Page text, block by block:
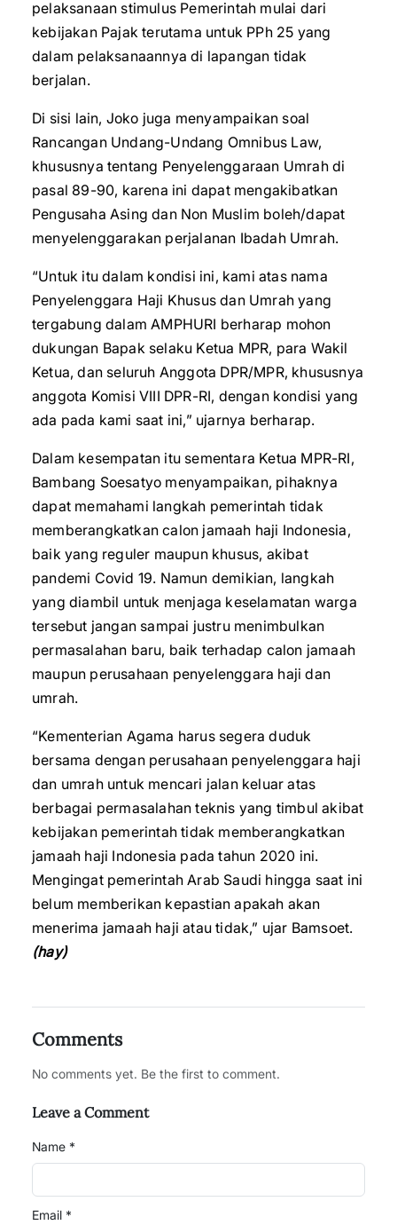
pelaksanaan stimulus Pemerintah mulai dari
kebijakan Pajak terutama untuk PPh 25 yang
dalam pelaksanaannya di lapangan tidak
berjalan.
Di sisi lain, Joko juga menyampaikan soal
Rancangan Undang-Undang Omnibus Law,
khususnya tentang Penyelenggaraan Umrah di
pasal 89-90, karena ini dapat mengakibatkan
Pengusaha Asing dan Non Muslim boleh/dapat
menyelenggarakan perjalanan Ibadah Umrah.
“Untuk itu dalam kondisi ini, kami atas nama
Penyelenggara Haji Khusus dan Umrah yang
tergabung dalam AMPHURI berharap mohon
dukungan Bapak selaku Ketua MPR, para Wakil
Ketua, dan seluruh Anggota DPR/MPR, khususnya
anggota Komisi VIII DPR-RI, dengan kondisi yang
ada pada kami saat ini,” ujarnya berharap.
Dalam kesempatan itu sementara Ketua MPR-RI,
Bambang Soesatyo menyampaikan, pihaknya
dapat memahami langkah pemerintah tidak
memberangkatkan calon jamaah haji Indonesia,
baik yang reguler maupun khusus, akibat
pandemi Covid 19. Namun demikian, langkah
yang diambil untuk menjaga keselamatan warga
tersebut jangan sampai justru menimbulkan
permasalahan baru, baik terhadap calon jamaah
maupun perusahaan penyelenggara haji dan
umrah.
“Kementerian Agama harus segera duduk
bersama dengan perusahaan penyelenggara haji
dan umrah untuk mencari jalan keluar atas
berbagai permasalahan teknis yang timbul akibat
kebijakan pemerintah tidak memberangkatkan
jamaah haji Indonesia pada tahun 2020 ini.
Mengingat pemerintah Arab Saudi hingga saat ini
belum memberikan kepastian apakah akan
menerima jamaah haji atau tidak,” ujar Bamsoet.
(hay)
Comments
No comments yet. Be the first to comment.
Leave a Comment
Name *
Email *